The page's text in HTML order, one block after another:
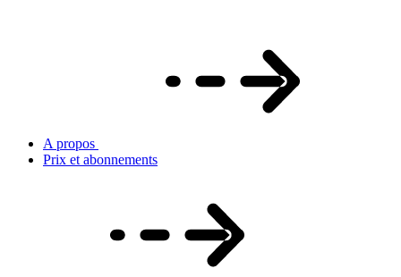
A propos
Prix et abonnements